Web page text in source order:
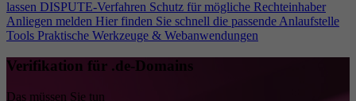
lassen DISPUTE-Verfahren Schutz für mögliche Rechteinhaber
Anliegen melden Hier finden Sie schnell die passende Anlaufstelle
Tools Praktische Werkzeuge & Webanwendungen
Verifikation für .de-Domains
Das müssen Sie tun